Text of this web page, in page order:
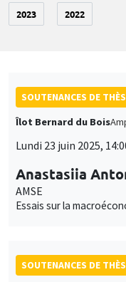
2023 2022
SOUTENANCES DE
Îlot Bernard du Bois
Lundi 23 juin 2025,
Anastasiia
AMSE
Essais sur la
SOUTENANCES DE